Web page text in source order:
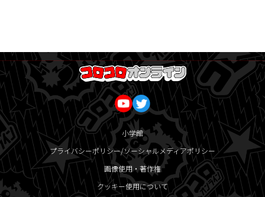
小学館
プライバシーポリシー/ソーシャルメディアポリシー
画像使用・著作権
クッキー使用について